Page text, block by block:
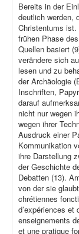
Bereits in der
deutlich werden,
Christentums
frühen Phase
Quellen basiert
verändere sich
lesen und zu
der Archäologie
Inschriften,
darauf
nicht nur wegen
wegen ihrer
Ausdruck einer
Kommunikation
ihre Darstellung
der Geschichte
Debatten (13).
von der sie
chrétiennes
d’expériences et
enseignements
et une pratique